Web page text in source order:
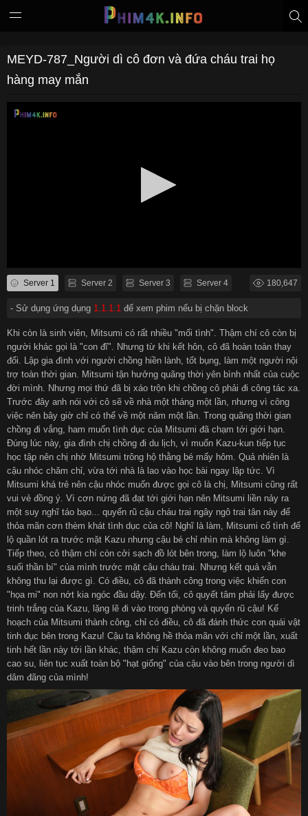
MEYD-787_Người dì cô đơn và đứa cháu trai họ
hàng may mắn
Server 1 Server 2 Server 3 Server 4 180,647
- Sử dụng ứng dụng 1.1.1.1 để xem phim nếu bị chặn block
Khi còn là sinh viên, Mitsumi có rất nhiều "mối tình". Thậm chí cô còn bị
người khác gọi là "con đĩ". Nhưng từ khi kết hôn, cô đã hoàn toàn thay
đổi. Lập gia đình với người chồng hiền lành, tốt bụng, làm một người nội
trợ toàn thời gian. Mitsumi tận hưởng quãng thời yên bình nhất của cuộc
đời mình. Nhưng mọi thứ đã bị xáo trộn khi chồng cô phải đi công tác xa.
Trước đây anh nói với cô sẽ về nhà một tháng một lần, nhưng vì công
việc nên bây giờ chỉ có thể về một năm một lần. Trong quãng thời gian
chồng đi vắng, ham muốn tình dục của Mitsumi đã chạm tới giới hạn.
Đúng lúc này, gia đình chị chồng đi du lịch, vì muốn Kazu-kun tiếp tục
học tập nên chị nhờ Mitsumi trông hộ thằng bé mấy hôm. Quả nhiên là
cậu nhóc chăm chỉ, vừa tới nhà là lao vào học bài ngay lập tức. Vì
Mitsumi khá trẻ nên cậu nhóc muốn được gọi cô là chị, Mitsumi cũng rất
vui vẻ đồng ý. Vì cơn nứng đã đạt tới giới hạn nên Mitsumi liền nảy ra
một suy nghĩ táo bạo... quyến rũ cậu cháu trai ngây ngô trai tân này để
thỏa mãn cơn thèm khát tình dục của cô! Nghĩ là làm, Mitsumi cố tình để
lộ quần lót ra trước mặt Kazu nhưng cậu bé chỉ nhìn mà không làm gì.
Tiếp theo, cô thậm chí còn cởi sạch đồ lót bên trong, làm lộ luôn "khe
suối thần bí" của mình trước mặt cậu cháu trai. Nhưng kết quả vẫn
không thu lại được gì. Có điều, cô đã thành công trong việc khiến con
"họa mi" non nớt kia ngóc đầu dậy. Đến tối, cô quyết tâm phải lấy được
trinh trắng của Kazu, lặng lẽ đi vào trong phòng và quyến rũ cậu! Kế
hoạch của Mitsumi thành công, chỉ có điều, cô đã đánh thức con quái vật
tinh dục bên trong Kazu! Cậu ta không hề thỏa mãn với chỉ một lần, xuất
tinh hết lần này tới lần khác, thậm chí Kazu còn không muốn đeo bao
cao su, liên tục xuất toàn bộ "hạt giống" của cậu vào bên trong người dì
dâm đãng của mình!